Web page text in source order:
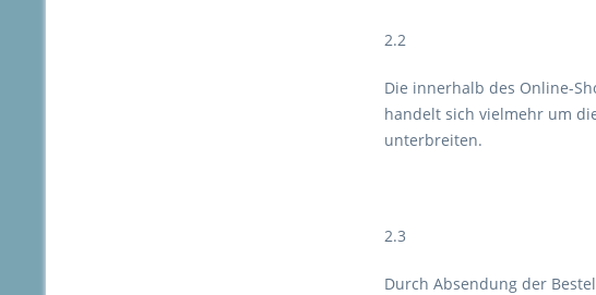
2.2
Die innerhalb des Online-
handelt sich vielmehr um
unterbreiten.
2.3
Durch Absendung der